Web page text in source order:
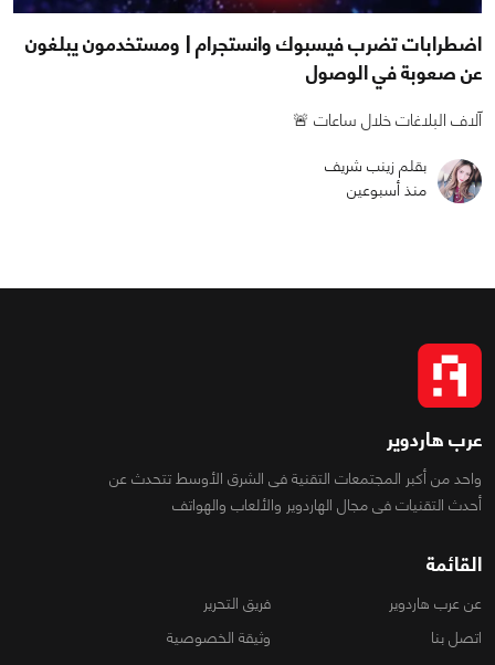
اضطرابات تضرب فيسبوك وانستجرام | ومستخدمون يبلغون
عن صعوبة في الوصول
آلاف البلاغات خلال ساعات 🚨
بقلم زينب شريف
منذ أسبوعين
عرب هاردوير
واحد من أكبر المجتمعات التقنية فى الشرق الأوسط تتحدث عن
أحدث التقنيات فى مجال الهاردوير والألعاب والهواتف
القائمة
عن عرب هاردوير
فريق التحرير
اتصل بنا
وثيقة الخصوصية